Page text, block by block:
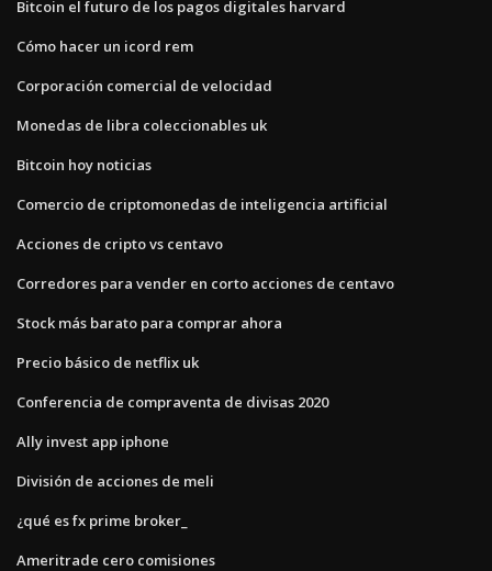
Bitcoin el futuro de los pagos digitales harvard
Cómo hacer un icord rem
Corporación comercial de velocidad
Monedas de libra coleccionables uk
Bitcoin hoy noticias
Comercio de criptomonedas de inteligencia artificial
Acciones de cripto vs centavo
Corredores para vender en corto acciones de centavo
Stock más barato para comprar ahora
Precio básico de netflix uk
Conferencia de compraventa de divisas 2020
Ally invest app iphone
División de acciones de meli
¿qué es fx prime broker_
Ameritrade cero comisiones